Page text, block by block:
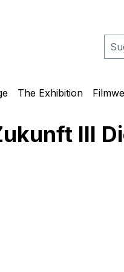
The Exhibition
III